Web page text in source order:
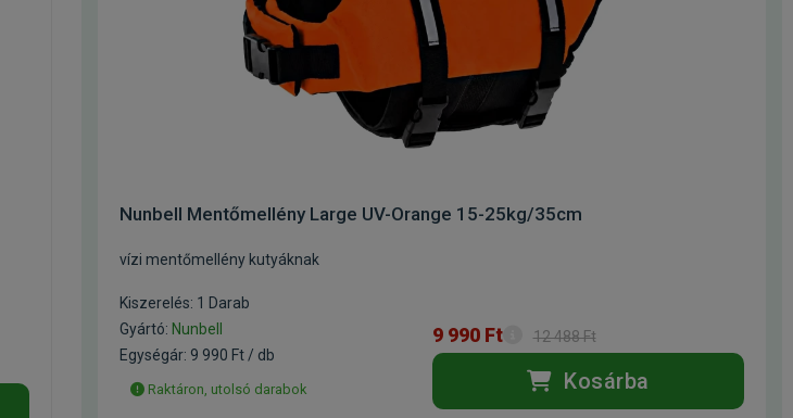
Nunbell Mentőmellény Large UV-Orange 15-25kg/35cm
vízi mentőmellény kutyáknak
Kiszerelés: 1 Darab
Gyártó: Nunbell
Egységár: 9 990 Ft / db
Raktáron, utolsó darabok
9 990 Ft 12 488 Ft
Kosárba